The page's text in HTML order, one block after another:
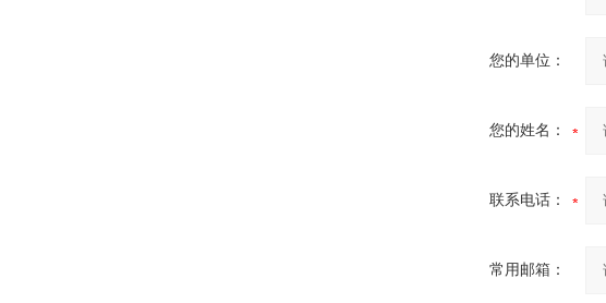
您的单位：
您的姓名：
联系电话：
常用邮箱：